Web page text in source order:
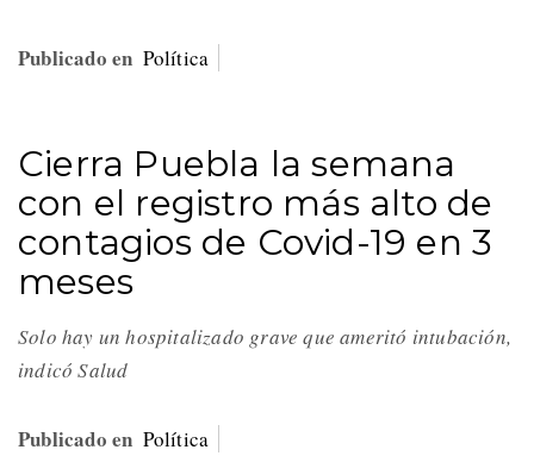
Publicado en Política
Cierra Puebla la semana
con el registro más alto de
contagios de Covid-19 en 3
meses
Solo hay un hospitalizado grave que ameritó intubación,
indicó Salud
Publicado en Política